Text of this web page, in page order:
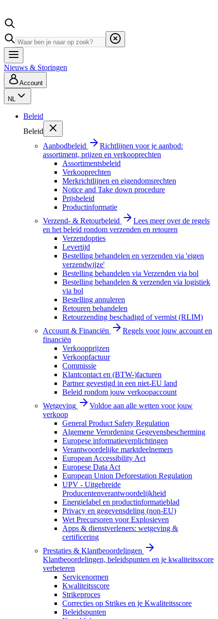
Nieuws & Storingen
Account
NL
Beleid
Beleid
Aanbodbeleid
Richtlijnen voor je aanbod:
assortiment, prijzen en verkooprechten
Assortimentsbeleid
Verkooprechten
Merkrichtlijnen en eigendomsrechten
Notice and Take down procedure
Prijsbeleid
Productinformatie
Verzend- & Retourbeleid
Lees meer over de regels
en het beleid rondom verzenden en retouren
Verzendopties
Levertijd
Bestelling behandelen en verzenden via 'eigen
verzendwijze'
Bestelling behandelen via Verzenden via bol
Bestelling behandelen & verzenden via logistiek
via bol
Bestelling annuleren
Retouren behandelen
Retourzending beschadigd of vermist (RLIM)
Account & Financiën
Regels voor jouw account en
financiën
Verkoopprijzen
Verkoopfactuur
Commissie
Klantcontact en (BTW-)facturen
Partner gevestigd in een niet-EU land
Beleid rondom jouw verkoopaccount
Wetgeving
Voldoe aan alle wetten voor jouw
verkoop
General Product Safety Regulation
Algemene Verordening Gegevensbescherming
Europese informatieverplichtingen
Verantwoordelijke marktdeelnemers
European Accessibility Act
Europese Data Act
European Union Deforestation Regulation
UPV - Uitgebreide
Producentenverantwoordelijkheid
Energielabel en productinformatieblad
Privacy en gegevensdeling (non-EU)
Wet Precursoren voor Explosieven
Apps & dienstverleners: wetgeving &
certificering
Prestaties & Klantbeoordelingen
Klantbeoordelingen, beleidspunten en je kwaliteitsscore
verbeteren
Servicenormen
Kwaliteitsscore
Strikeproces
Correcties op Strikes en je Kwaliteitsscore
Beleidspunten